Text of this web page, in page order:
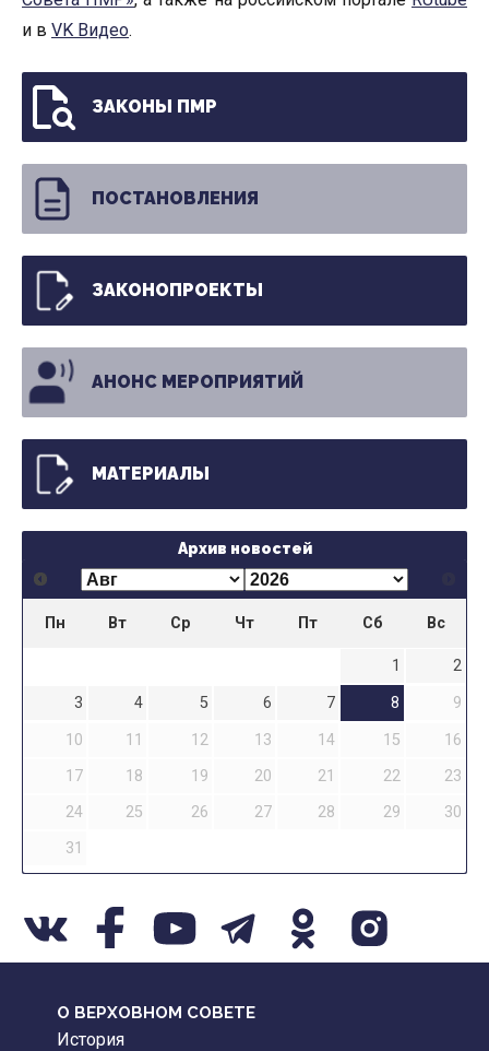
и в VK Видео.
ЗАКОНЫ ПМР
ПОСТАНОВЛЕНИЯ
ЗАКОНОПРОЕКТЫ
АНОНС МЕРОПРИЯТИЙ
МАТЕРИАЛЫ
Архив новостей
Пн Вт Ср Чт Пт Сб Вс
1
2
3
4 5 6 7 8
9
10
11 12 13 14 15
16
17
18 19 20 21 22
23
24
25 26 27 28 29
30
31
О ВЕРХОВНОМ СОВЕТЕ
История